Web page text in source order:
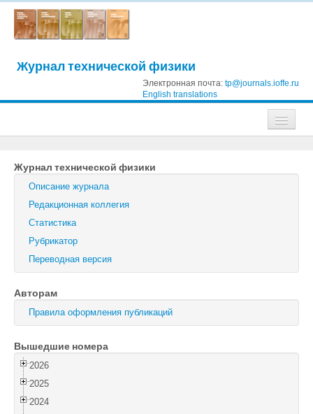
Журнал технической физики
Электронная почта: tp@journals.ioffe.ru
English translations
Журнал технической физики
Письма в Журнал технической физики
Физика твердого тела
Поиск
Журнал технической физики
Описание журнала
Редакционная коллегия
Статистика
Рубрикатор
Переводная версия
Авторам
Правила оформления публикаций
Вышедшие номера
2026
2025
2024